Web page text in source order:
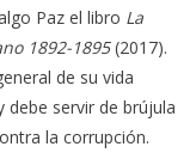
Paz el libro La
1892-1895(2017).
de su vida
debe servir de brújula
la corrupción.